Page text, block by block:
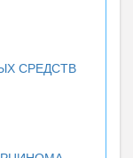
СРЕДСТВ